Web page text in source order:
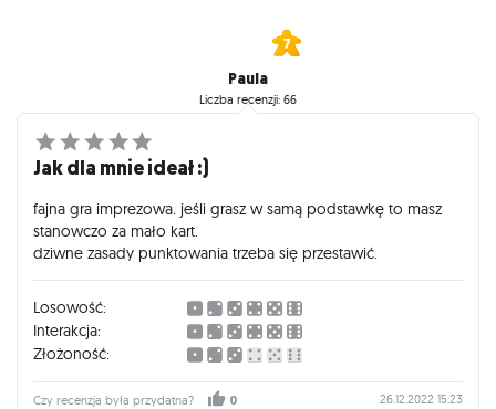
Paula
Liczba recenzji: 66
Jak dla mnie ideał :)
fajna gra imprezowa. jeśli grasz w samą podstawkę to masz
stanowczo za mało kart.
dziwne zasady punktowania trzeba się przestawić.
Losowość:
Interakcja:
Złożoność:
Czy recenzja była przydatna? 0 26.12.2022 15:23